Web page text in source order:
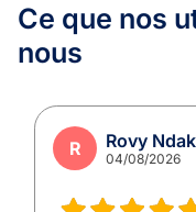
Ce que nos
nous
R Rovy
04/08/2026